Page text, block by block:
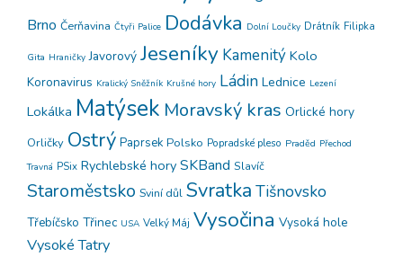
Brno Čerňavina Čtyři Palice Dodávka Dolní Loučky Drátník Filipka
Gita Hraničky Javorový Jeseníky Kamenitý Kolo
Koronavirus Kralický Sněžník Krušné hory Ládin Lednice Lezení
Lokálka Matýsek Moravský kras Orlické hory
Orličky Ostrý Paprsek Polsko Popradské pleso Praděd Přechod
Travná PSix Rychlebské hory SKBand Slavíč
Staroměstsko Sviní důl Svratka Tišnovsko
Třebíčsko Třinec USA Velký Máj Vysočina Vysoká hole
Vysoké Tatry